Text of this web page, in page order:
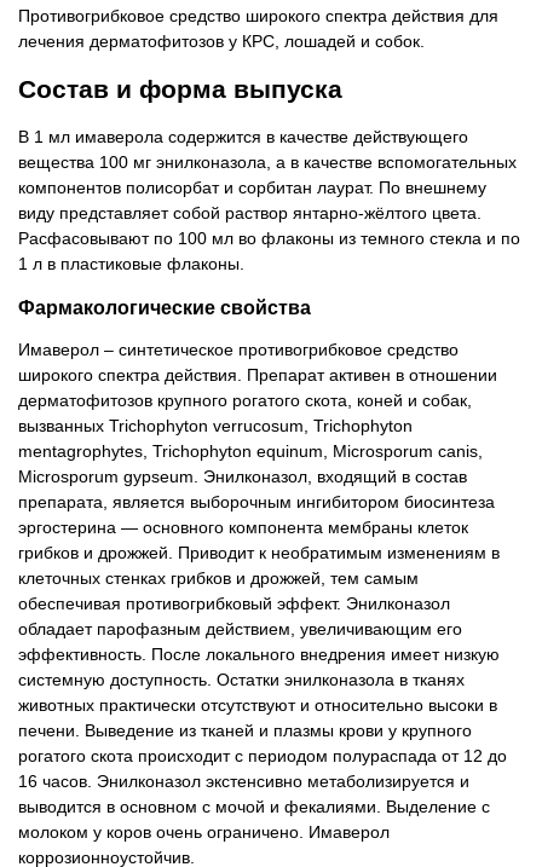
Противогрибковое средство широкого спектра действия для
лечения дерматофитозов у ​​КРС, лошадей и собок.
Состав и форма выпуска
В 1 мл имаверола содержится в качестве действующего
вещества 100 мг энилконазола, а в качестве вспомогательных
компонентов полисорбат и сорбитан лаурат. По внешнему
виду представляет собой раствор янтарно-жёлтого цвета.
Расфасовывают по 100 мл во флаконы из темного стекла и по
1 л в пластиковые флаконы.
Фармакологические свойства
Имаверол – синтетическое противогрибковое средство
широкого спектра действия. Препарат активен в отношении
дерматофитозов крупного рогатого скота, коней и собак,
вызванных Trichophyton verrucosum, Trichophyton
mentagrophytes, Trichophyton equinum, Microsporum canis,
Microsporum gypseum. Энилконазол, входящий в состав
препарата, является выборочным ингибитором биосинтеза
эргостерина — основного компонента мембраны клеток
грибков и дрожжей. Приводит к необратимым изменениям в
клеточных стенках грибков и дрожжей, тем самым
обеспечивая противогрибковый эффект. Энилконазол
обладает парофазным действием, увеличивающим его
эффективность. После локального внедрения имеет низкую
системную доступность. Остатки энилконазола в тканях
животных практически отсутствуют и относительно высоки в
печени. Выведение из тканей и плазмы крови у крупного
рогатого скота происходит с периодом полураспада от 12 до
16 часов. Энилконазол экстенсивно метаболизируется и
выводится в основном с мочой и фекалиями. Выделение с
молоком у коров очень ограничено. Имаверол
коррозионноустойчив.
Хозряд - хозтовары оптом
Архив / Снято с производства